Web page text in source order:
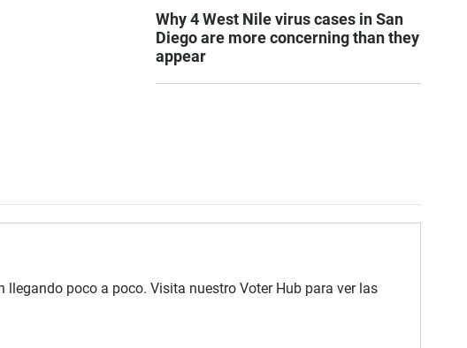
Why 4 West Nile virus cases in San
Diego are more concerning than they
appear
poco a poco. Visita nuestro Voter Hub para ver las